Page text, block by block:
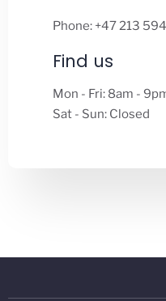
Phone: +47 213
Find us
Mon - Fri: 8am -
Sat - Sun: Closed